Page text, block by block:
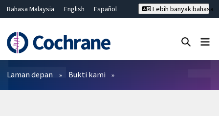
Bahasa Malaysia English
Español
Hrvatski
Deutsch ไทย
繁體中文
简体中文
Lebih banyak bahasa
Penapis
Laman depan Bukti kami